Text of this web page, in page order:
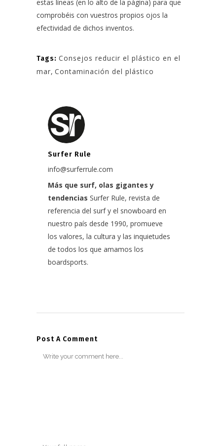
estas líneas (en lo alto de la página) para que
comprobéis con vuestros propios ojos la
efectividad de dichos inventos.
Tags: Consejos reducir el plástico en el
mar, Contaminación del plástico
Surfer Rule
info@surferrule.com
Más que surf, olas gigantes y
tendencias Surfer Rule, revista de
referencia del surf y el snowboard en
nuestro país desde 1990, promueve
los valores, la cultura y las inquietudes
de todos los que amamos los
boardsports.
Post A Comment